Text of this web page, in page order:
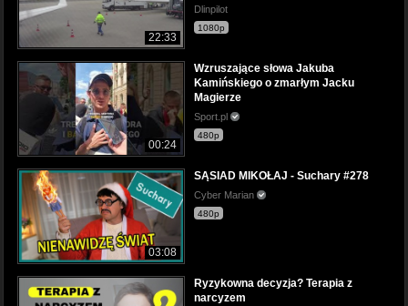
22:33
Dlinpilot
1080p
00:24
Wzruszające słowa Jakuba
Kamińskiego o zmarłym Jacku
Magierze
Sport.pl
480p
03:08
SĄSIAD MIKOŁAJ - Suchary #278
Cyber Marian
480p
Ryzykowna decyzja? Terapia z
narcyzem